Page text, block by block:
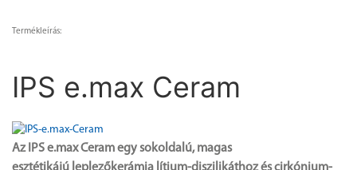
Termékleírás:
IPS e.max Ceram
Az IPS e.max Ceram egy sokoldalú, magas
esztétikájú leplezőkerámia lítium-diszilikáthoz és cirkónium-